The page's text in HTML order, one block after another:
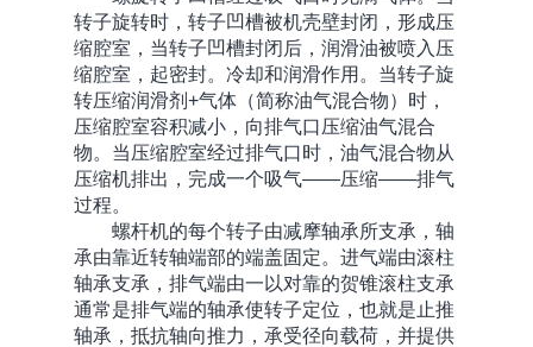
转子旋转时，转子凹槽被机壳壁封闭，形成压
缩腔室，当转子凹槽封闭后，润滑油被喷入压
缩腔室，起密封。冷却和润滑作用。当转子旋
转压缩润滑剂+气体（简称油气混合物）时，
压缩腔室容积减小，向排气口压缩油气混合
物。当压缩腔室经过排气口时，油气混合物从
压缩机排出，完成一个吸气——压缩——排气
过程。
螺杆机的每个转子由减摩轴承所支承，轴
承由靠近转轴端部的端盖固定。进气端由滚柱
轴承支承，排气端由一以对靠的贺锥滚柱支承
通常是排气端的轴承使转子定位，也就是止推
轴承，抵抗轴向推力，承受径向载荷，并提供